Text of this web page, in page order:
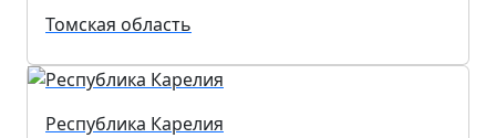
Томская область
Республика Карелия